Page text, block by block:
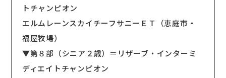
トチャンピオン
エルムレーンスカイチーフサニーＥＴ（恵庭市・
福屋牧場）
▼第８部（シニア２歳）＝リザーブ・インターミ
ディエイトチャンピオン